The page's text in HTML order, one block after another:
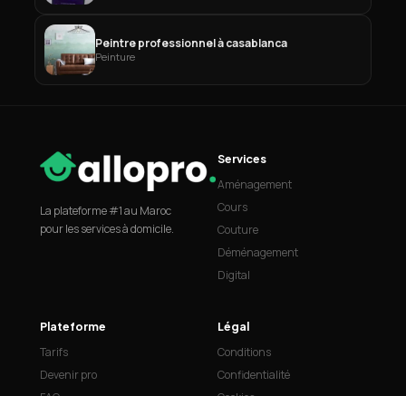
Peintre professionnel à casablanca
Peinture
La plateforme #1 au Maroc
pour les services à domicile.
Services
Aménagement
Cours
Couture
Déménagement
Digital
Plateforme
Tarifs
Devenir pro
Légal
Conditions
Confidentialité